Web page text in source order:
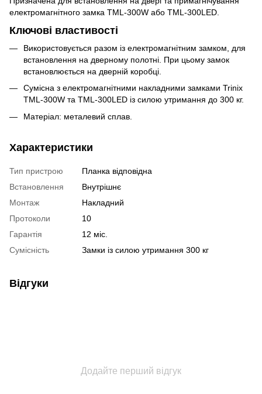
електромагнітного замка TML-300W або TML-300LED.
Ключові властивості
Використовується разом із електромагнітним замком, для
встановлення на дверному полотні. При цьому замок
встановлюється на дверній коробці.
Сумісна з електромагнітними накладними замками Trinix
TML-300W та TML-300LED із силою утримання до 300 кг.
Матеріал: металевий сплав.
Характеристики
Тип пристрою
Планка відповідна
Встановлення
Внутрішнє
Монтаж
Накладний
Протоколи
10
Гарантія
12 міс.
Сумісність
Замки із силою утримання 300 кг
Відгуки
Додайте перший відгук